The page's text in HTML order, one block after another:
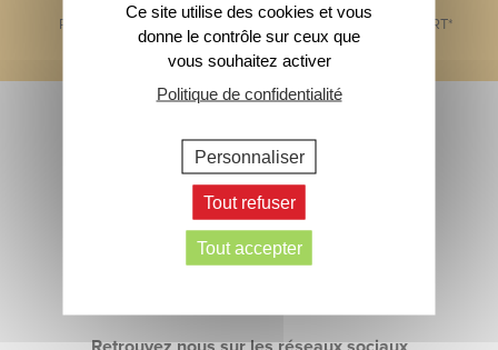
PAIEMENT SÉCURISÉ 1 ÉCHANTILLON OFFERT*
> Inscrivez-vous
Contactez-nous
Ce site utilise des cookies et vous
donne le contrôle sur ceux que
vous souhaitez activer
Politique de confidentialité
Personnaliser
Tout refuser
Tout accepter